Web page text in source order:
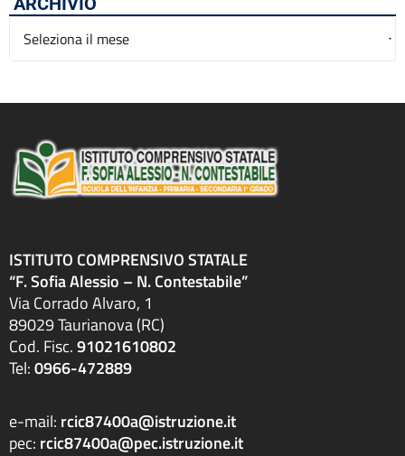
Archivio
ISTITUTO COMPRENSIVO STATALE
“F. Sofia Alessio – N. Contestabile”
Via Corrado Alvaro, 1
89029 Taurianova (RC)
Cod. Fisc.91021610802
Tel:0966-472889
e-mail: rcic87400a@istruzione.it
pec: rcic87400a@pec.istruzione.it